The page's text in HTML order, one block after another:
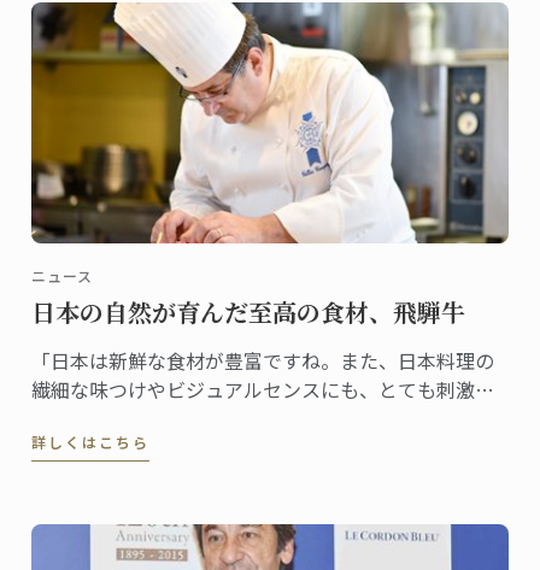
ニュース
日本の自然が育んだ至高の食材、飛騨牛
「日本は新鮮な食材が豊富ですね。また、日本料理の
繊細な味つけやビジュアルセンスにも、とても刺激を
選んだのは、日本でほれ込んだいう飛騨牛。
詳しくはこちら